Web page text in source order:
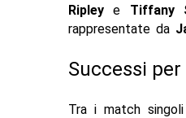
Ripleye Tiffany
rappresentate da
Successi per
Tra i match